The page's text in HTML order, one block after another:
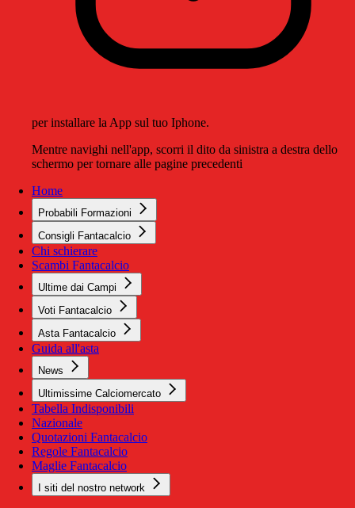
per installare la App sul tuo Iphone.
Mentre navighi nell'app, scorri il dito da sinistra a destra dello
schermo per tornare alle pagine precedenti
Home
Probabili Formazioni
Consigli Fantacalcio
Chi schierare
Scambi Fantacalcio
Ultime dai Campi
Voti Fantacalcio
Asta Fantacalcio
Guida all'asta
News
Ultimissime Calciomercato
Tabella Indisponibili
Nazionale
Quotazioni Fantacalcio
Regole Fantacalcio
Maglie Fantacalcio
I siti del nostro network